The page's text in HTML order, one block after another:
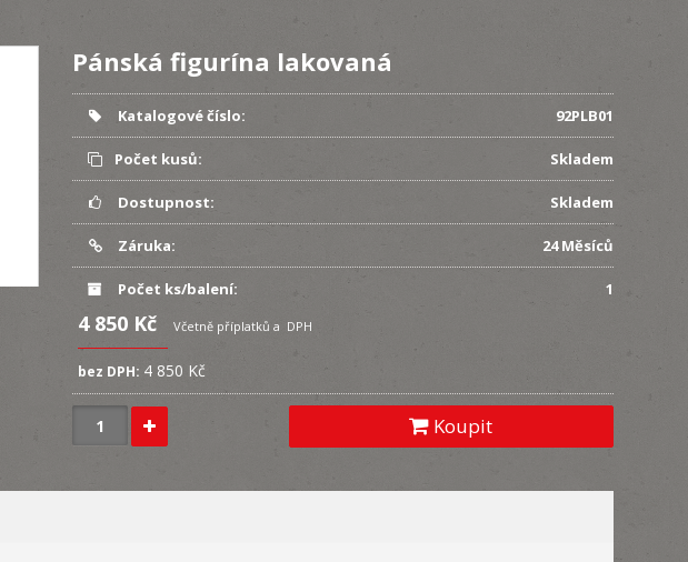
Pánská figurína lakovaná
Katalogové číslo: 92PLB01
Počet kusů: Skladem
Dostupnost: Skladem
Záruka: 24 Měsíců
Počet ks/balení: 1
4 850 Kč Včetně příplatků a DPH
bez DPH: 4 850 Kč
Koupit